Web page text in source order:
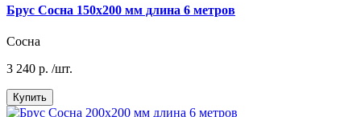
Брус Сосна 150х200 мм длина 6 метров
Сосна
3 240 р. /шт.
Купить